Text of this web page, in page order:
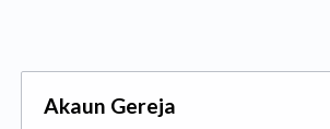
Akaun Gereja